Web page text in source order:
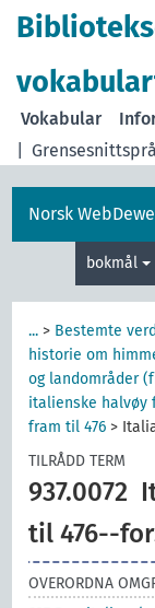
Vokabular
Norsk
bokmål
... > Bestemte
historie om
og landområder
italienske halvøy
fram til 476 >
TILRÅDD TERM
937.0072
til 476--
OVERORDNA